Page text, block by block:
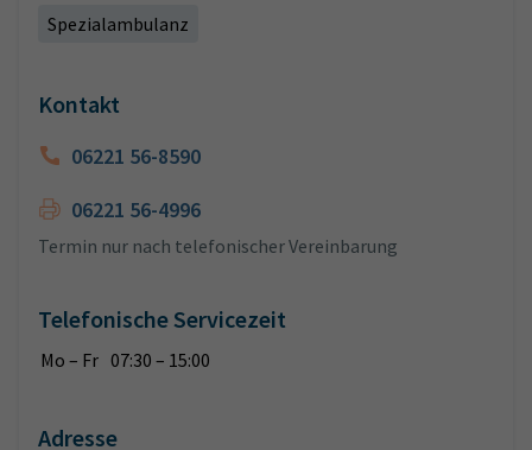
Spezialambulanz
Kontakt
06221 56-8590
06221 56-4996
Termin nur nach telefonischer Vereinbarung
Telefonische Servicezeit
Mo – Fr 07:30 – 15:00
Adresse